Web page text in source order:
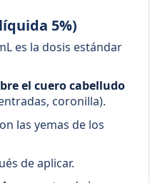
5%)
es la dosis estándar
el cuero cabelludo
coronilla).
las yemas de los
de aplicar.